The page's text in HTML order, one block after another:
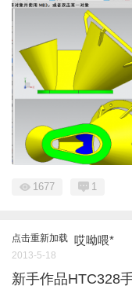
1677 1
点击重新加载 哎呦喂*
2013-5-18
新手作品HTC328